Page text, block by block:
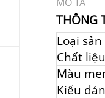
THÔNG
Loại
Chất liệu
Màu
Kiểu